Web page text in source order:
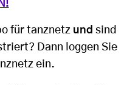
für tanznetz und sind
Dann loggen Sie
ein.